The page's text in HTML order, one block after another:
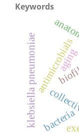
Keywords
antimicrobials
klebsiella pneumoniae bacteria
aging